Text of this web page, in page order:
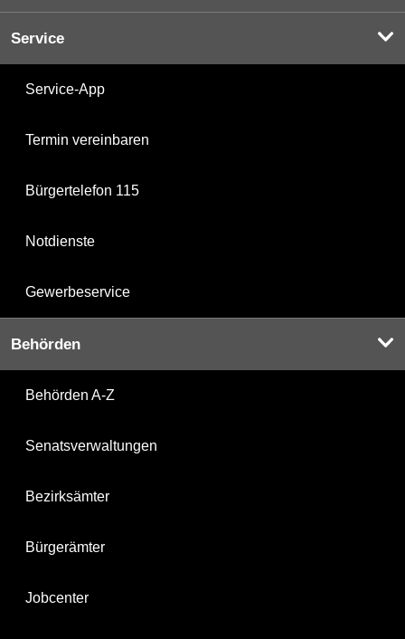
Service
Service-App
Termin vereinbaren
Bürgertelefon 115
Notdienste
Gewerbeservice
Behörden
Behörden A-Z
Senatsverwaltungen
Bezirksämter
Bürgerämter
Jobcenter